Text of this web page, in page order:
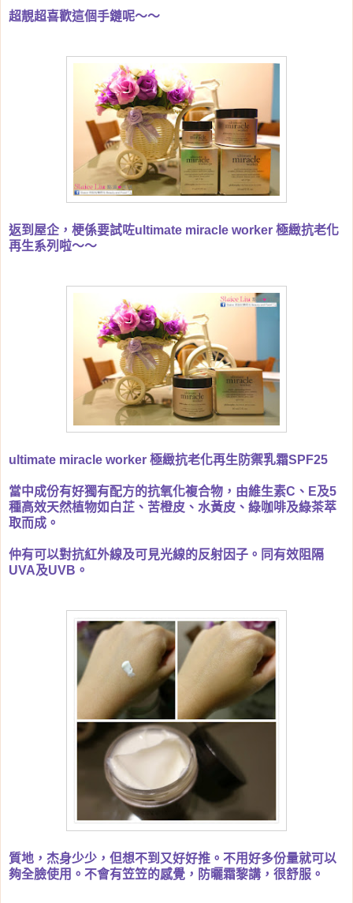
超靚超喜歡這個手鏈呢～～
返到屋企，梗係要試咗ultimate miracle worker 極緻抗老化
再生系列啦～～
ultimate miracle worker 極緻抗老化再生防禦乳霜SPF25
當中成份有好獨有配方的抗氧化複合物，由維生素C、E及5
種高效天然植物如白芷、苦橙皮、水黃皮、綠咖啡及綠茶萃
取而成。
仲有可以對抗紅外線及可見光線的反射因子。同有效阻隔
UVA及UVB。
質地，杰身少少，但想不到又好好推。不用好多份量就可以
夠全臉使用。不會有笠笠的感覺，防曬霜黎講，很舒服。